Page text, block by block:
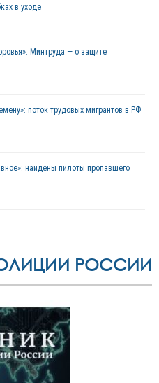
в уходе
Минтруда — о защите
поток трудовых мигрантов в РФ
найдены пилоты пропавшего
РОССИИ